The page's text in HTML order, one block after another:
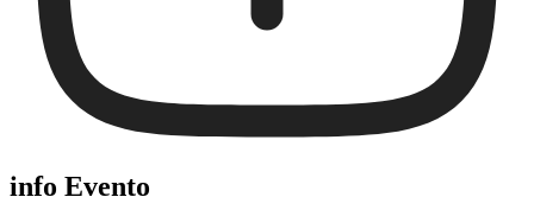
info Evento